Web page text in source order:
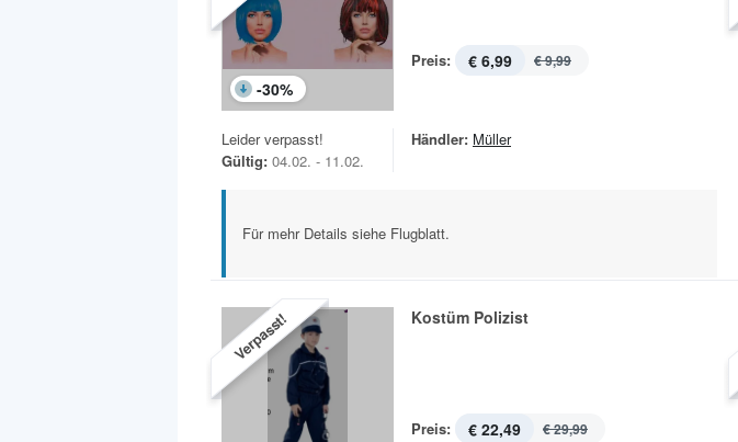
-30%
Preis: € 6,99 € 9,99
Leider verpasst!
Gültig: 04.02. - 11.02.
Händler: Müller
Für mehr Details siehe Flugblatt.
Verpasst! Kostüm Polizist
Preis: € 22,49 € 29,99